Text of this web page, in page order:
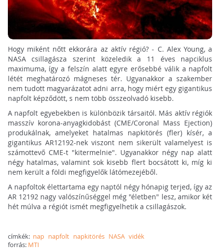
Hogy miként nőtt ekkorára az aktív régió? - C. Alex Young, a
NASA csillagásza szerint közeledik a 11 éves napciklus
maximuma, így a felszín alatt egyre erősebbé válik a napfolt
létét meghatározó mágneses tér. Ugyanakkor a szakember
nem tudott magyarázatot adni arra, hogy miért egy gigantikus
napfolt képződött, s nem több összeolvadó kisebb.
A napfolt egyebekben is különbözik társaitól. Más aktív régiók
masszív korona-anyagkidobást (CME/Coronal Mass Ejection)
produkálnak, amelyeket hatalmas napkitörés (fler) kísér, a
gigantikus AR12192-nek viszont nem sikerült valamelyest is
számottevő CME-t "kitermelnie". Ugyanakkor négy nap alatt
négy hatalmas, valamint sok kisebb flert bocsátott ki, míg ki
nem került a földi megfigyelők látómezejéből.
A napfoltok élettartama egy naptól négy hónapig terjed, így az
AR 12192 nagy valószínűséggel még "életben" lesz, amikor két
hét múlva a régiót ismét megfigyelhetik a csillagászok.
címkék: nap napfolt napkitörés NASA vidék
forrás: MTI